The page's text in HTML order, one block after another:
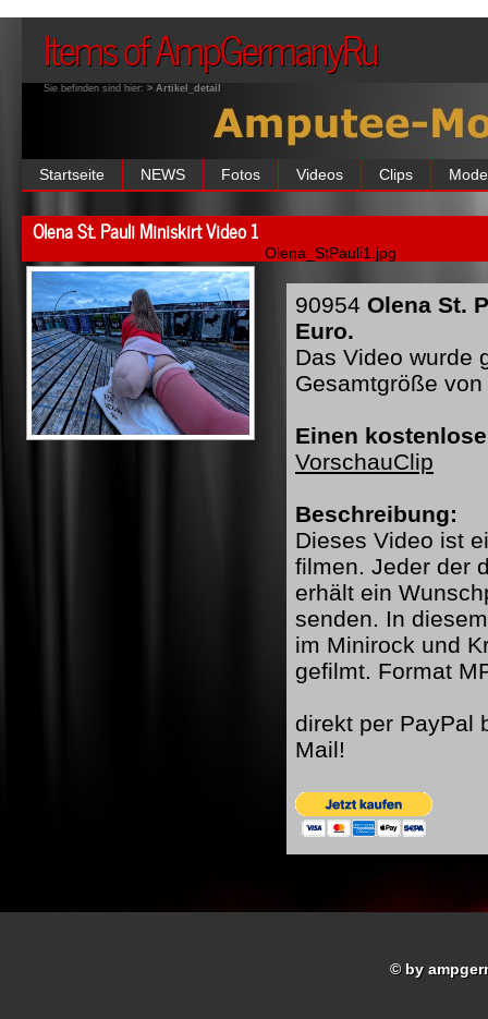
Items of AmpGermanyRu
Sie befinden sind hier: > Artikel_detail
Startseite NEWS Fotos Videos Clips
Olena St. Pauli Miniskirt Video 1
Olena_StPauli1.jpg
90954 Olena St.
Euro.
Das Video wurde
Gesamtgröße
Einen
VorschauClip
Beschreibung:
Dieses Video ist
filmen. Jeder der
erhält ein
senden. In
im Minirock und
gefilmt. Format
direkt per PayPal
Mail!
© by